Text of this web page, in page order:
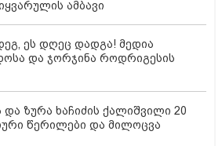
ამბავი
ეს დღეც დადგა! მედია
და ჯორჯინა როდრიგესის
და ზურა ხაჩიძის ქალიშვილი 20
წერილები და მილოცვა